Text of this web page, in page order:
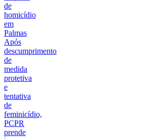
de
homicídio
em
Palmas
Após
descumprimento
de
medida
protetiva
e
tentativa
de
feminicídio,
PCPR
prende